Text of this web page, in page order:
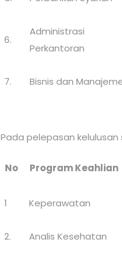
6.
Administrasi
Perkantoran
7. Bisnis dan
Pada pelepasan kelulusan
No Program Keahlian
1 Keperawatan
2. Analis Kesehatan